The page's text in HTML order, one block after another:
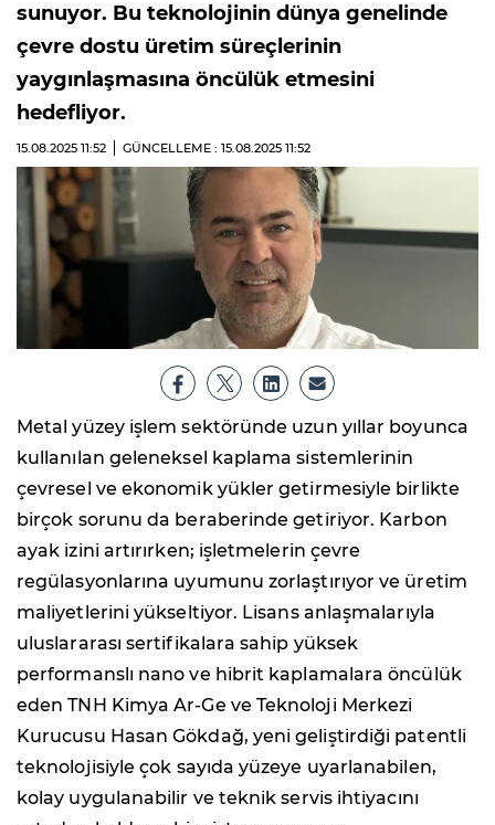
sunuyor. Bu teknolojinin dünya genelinde
çevre dostu üretim süreçlerinin
yaygınlaşmasına öncülük etmesini
hedefliyor.
15.08.2025 11:52 GÜNCELLEME : 15.08.2025 11:52
Metal yüzey işlem sektöründe uzun yıllar boyunca
kullanılan geleneksel kaplama sistemlerinin
çevresel ve ekonomik yükler getirmesiyle birlikte
birçok sorunu da beraberinde getiriyor. Karbon
ayak izini artırırken; işletmelerin çevre
regülasyonlarına uyumunu zorlaştırıyor ve üretim
maliyetlerini yükseltiyor. Lisans anlaşmalarıyla
uluslararası sertifikalara sahip yüksek
performanslı nano ve hibrit kaplamalara öncülük
eden TNH Kimya Ar-Ge ve Teknoloji Merkezi
Kurucusu Hasan Gökdağ, yeni geliştirdiği patentli
teknolojisiyle çok sayıda yüzeye uyarlanabilen,
kolay uygulanabilir ve teknik servis ihtiyacını